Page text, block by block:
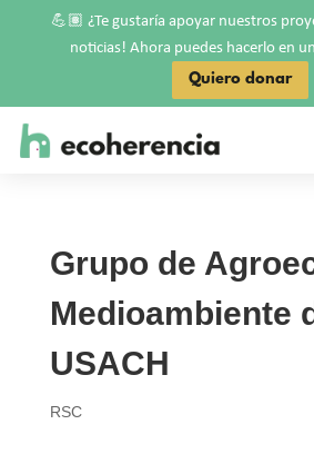
Grupo de
Medioambiente
USACH
RSC
💪🏽 ¿Te gustaría apoyar nuestros
noticias! Ahora puedes hacerlo en
Quiero donar